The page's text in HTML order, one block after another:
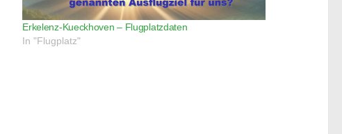
Erkelenz-Kueckhoven – Flugplatzdaten
In "Flugplatz"